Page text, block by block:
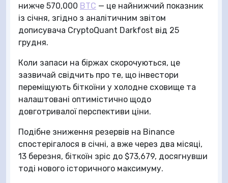
нижче 570,000 BTC — це найнижчий показник
із січня, згідно з аналітичним звітом
дописувача CryptoQuant Darkfost від 25
грудня.
Коли запаси на біржах скорочуються, це
зазвичай свідчить про те, що інвестори
переміщують біткоїни у холодне сховище та
налаштовані оптимістично щодо
довготривалої перспективи ціни.
Подібне зниження резервів на Binance
спостерігалося в січні, а вже через два місяці,
13 березня, біткоїн зріс до $73,679, досягнувши
тоді нового історичного максимуму.